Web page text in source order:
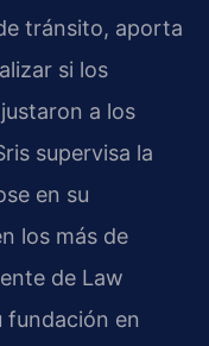
tránsito, aporta
si los
a los
supervisa la
en su
los más de
de Law
fundación en